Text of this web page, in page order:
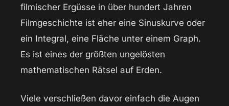
filmischer Ergüsse in über hundert Jahren
Filmgeschichte ist eher eine Sinuskurve oder
ein Integral, eine Fläche unter einem Graph.
Es ist eines der größten ungelösten
mathematischen Rätsel auf Erden.
Viele verschließen davor einfach die Augen